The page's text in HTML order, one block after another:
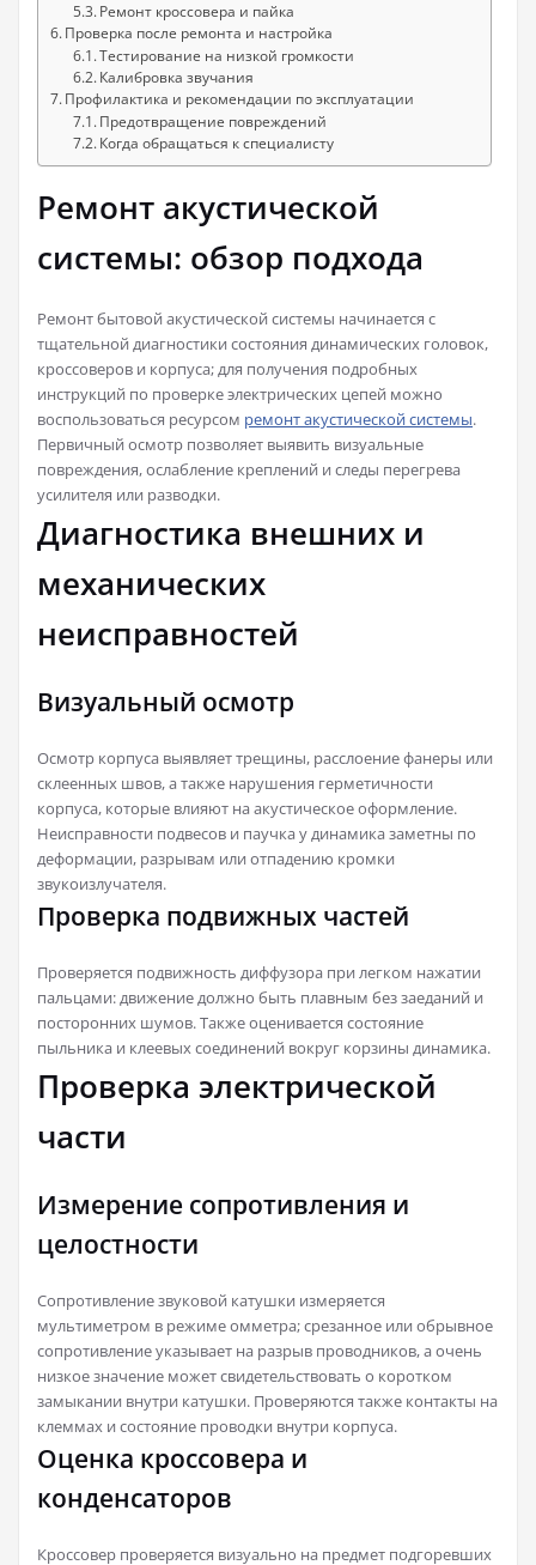
Ремонт кроссовера и пайка
Проверка после ремонта и настройка
Тестирование на низкой громкости
Калибровка звучания
Профилактика и рекомендации по эксплуатации
Предотвращение повреждений
Когда обращаться к специалисту
Ремонт акустической
системы: обзор подхода
Ремонт бытовой акустической системы начинается с
тщательной диагностики состояния динамических головок,
кроссоверов и корпуса; для получения подробных
инструкций по проверке электрических цепей можно
воспользоваться ресурсом ремонт акустической системы.
Первичный осмотр позволяет выявить визуальные
повреждения, ослабление креплений и следы перегрева
усилителя или разводки.
Диагностика внешних и
механических
неисправностей
Визуальный осмотр
Осмотр корпуса выявляет трещины, расслоение фанеры или
склеенных швов, а также нарушения герметичности
корпуса, которые влияют на акустическое оформление.
Неисправности подвесов и паучка у динамика заметны по
деформации, разрывам или отпадению кромки
звукоизлучателя.
Проверка подвижных частей
Проверяется подвижность диффузора при легком нажатии
пальцами: движение должно быть плавным без заеданий и
посторонних шумов. Также оценивается состояние
пыльника и клеевых соединений вокруг корзины динамика.
Проверка электрической
части
Измерение сопротивления и
целостности
Сопротивление звуковой катушки измеряется
мультиметром в режиме омметра; срезанное или обрывное
сопротивление указывает на разрыв проводников, а очень
низкое значение может свидетельствовать о коротком
замыкании внутри катушки. Проверяются также контакты на
клеммах и состояние проводки внутри корпуса.
Оценка кроссовера и
конденсаторов
Кроссовер проверяется визуально на предмет подгоревших